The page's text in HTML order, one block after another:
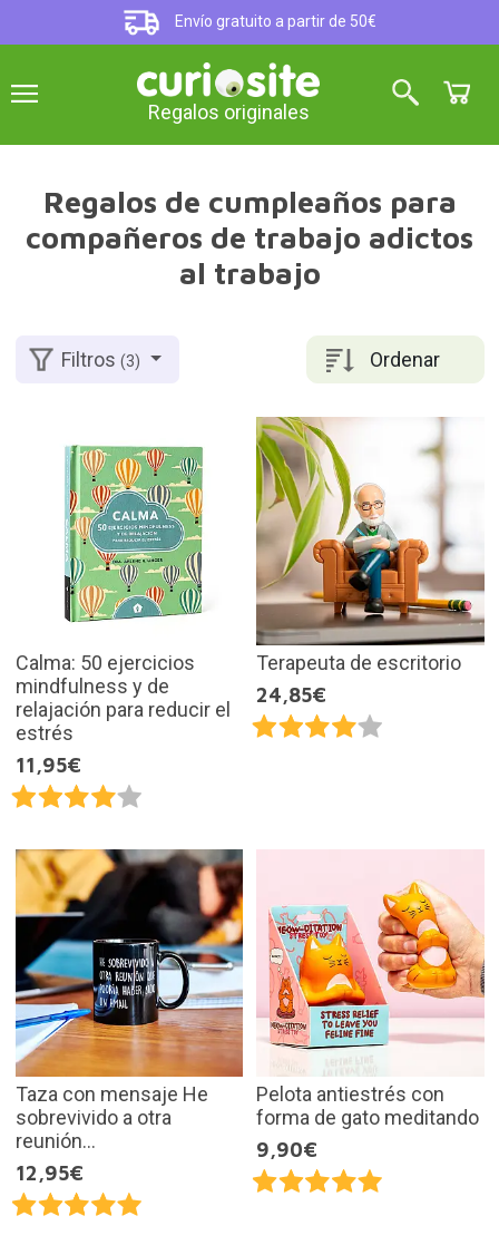
Envío gratuito a partir de 50€
Regalos originales
Regalos de cumpleaños para
compañeros de trabajo adictos
al trabajo
Ordenar
Filtros(3)
Calma: 50 ejercicios
mindfulness y de
relajación para reducir el
estrés
11,95€
Terapeuta de escritorio
24,85€
Taza con mensaje He
sobrevivido a otra
reunión...
12,95€
Pelota antiestrés con
forma de gato meditando
9,90€